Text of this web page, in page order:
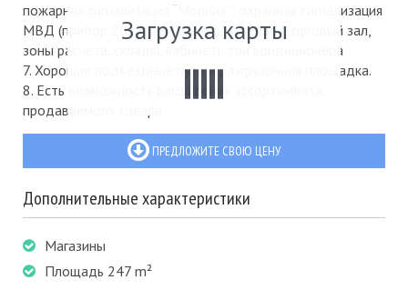
пожарная сигнализация “Молния”; охранная сигнализация
МВД (прибор 2017г); видеонаблюдение (торговый зал,
зоны расчета, склады, кабинет); три кондиционера
7. Хорошие подъездные пути и разгрузочная площадка.
8. Есть возможность расширения ассортимента,
продаваемого товара
ПРЕДЛОЖИТЕ СВОЮ ЦЕНУ
Дополнительные характеристики
Магазины
Площадь 247 m²
Загрузка карты